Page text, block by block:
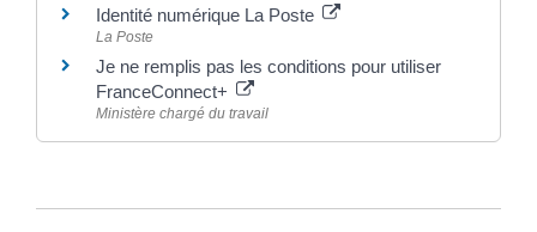
Identité numérique La Poste
La Poste
Je ne remplis pas les conditions pour utiliser
FranceConnect+
Ministère chargé du travail